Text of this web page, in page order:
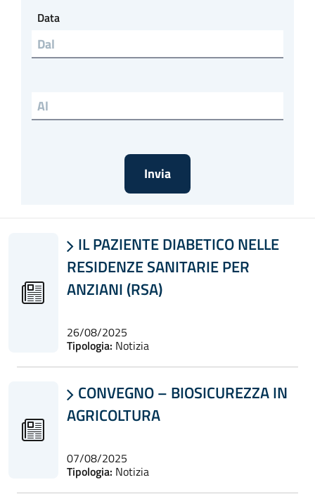
Data
Data al
 IL PAZIENTE DIABETICO NELLE
RESIDENZE SANITARIE PER
ANZIANI (RSA)
26/08/2025
Tipologia: Notizia
 CONVEGNO – BIOSICUREZZA IN
AGRICOLTURA
07/08/2025
Tipologia: Notizia